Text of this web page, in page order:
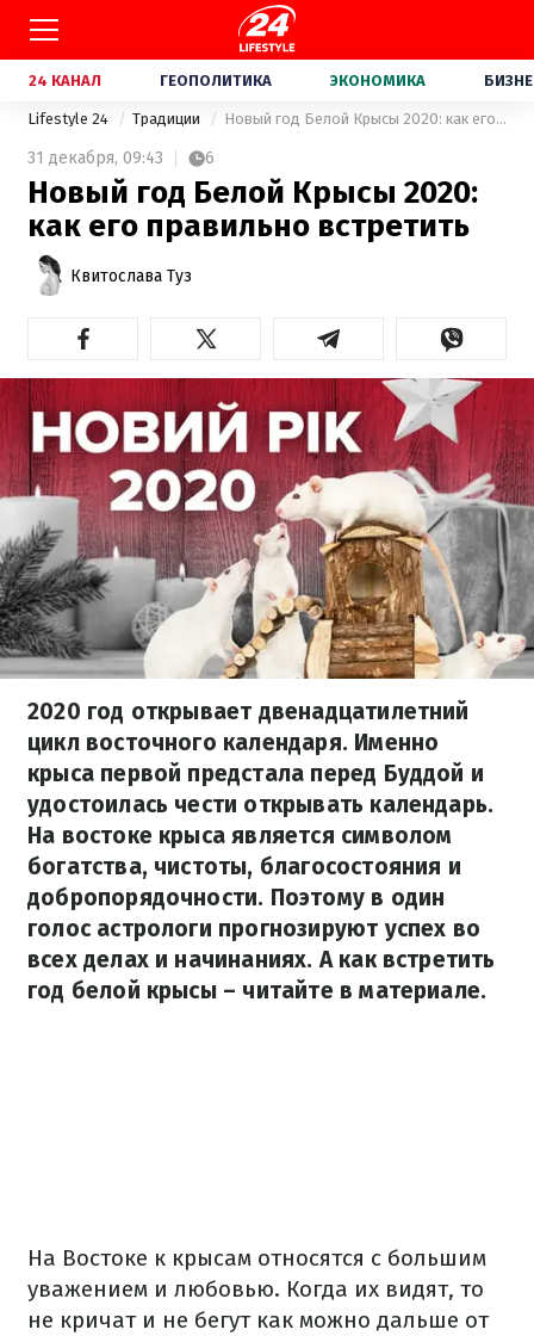
24 КАНАЛ ГЕОПОЛИТИКА ЭКОНОМИКА
Lifestyle 24 Традиции Новый год Белой Крысы 2020: как его правильно встретить
31 декабря, 09:43 6
Новый год Белой Крысы 2020:
как его правильно встретить
Квитослава Туз
2020 год открывает двенадцатилетний
цикл восточного календаря. Именно
крыса первой предстала перед Буддой и
удостоилась чести открывать календарь.
На востоке крыса является символом
богатства, чистоты, благосостояния и
добропорядочности. Поэтому в один
голос астрологи прогнозируют успех во
всех делах и начинаниях. А как встретить
год белой крысы – читайте в материале.
На Востоке к крысам относятся с большим
уважением и любовью. Когда их видят, то
не кричат и не бегут как можно дальше от